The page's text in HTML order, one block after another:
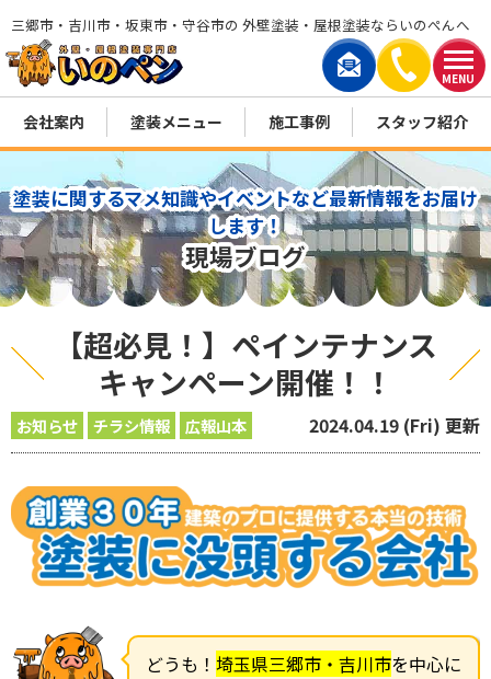
MENU
三郷市・吉川市・坂東市・守谷市の 外壁塗装・屋根塗装ならいのぺんへ
会社案内 塗装メニュー 施工事例 スタッフ紹介
塗装に関するマメ知識やイベントなど最新情報をお届け
します！
現場ブログ
【超必見！】ペインテナンス
キャンペーン開催！！
お知らせ チラシ情報 広報山本 2024.04.19 (Fri) 更新
どうも！ 埼玉県三郷市・吉川市を中心に